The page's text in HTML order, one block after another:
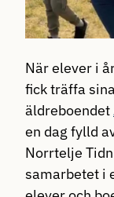
När elever i
fick träffa
äldreboendet
en dag fylld
Norrtelje
samarbetet i